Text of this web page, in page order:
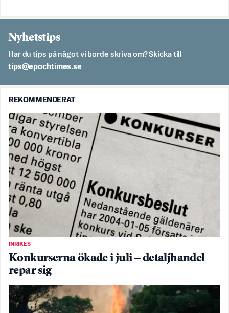
Nyhetstips
Har du tips på något vi borde skriva om? Skicka till
es.semithcope@spit
REKOMMENDERAT
INRIKES
Konkurserna ökade i juli – detaljhandel
repar sig